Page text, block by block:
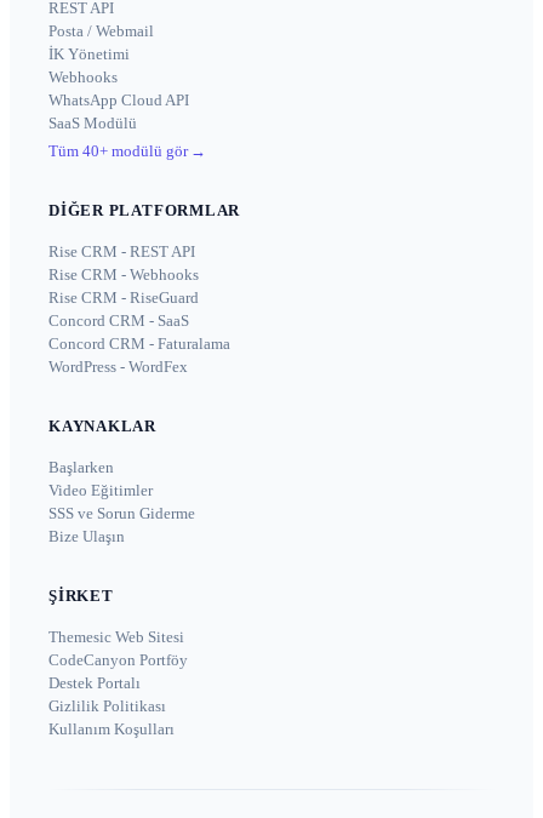
REST API
Posta / Webmail
İK Yönetimi
Webhooks
WhatsApp Cloud API
SaaS Modülü
Tüm 40+ modülü gör →
DIĞER PLATFORMLAR
Rise CRM - REST API
Rise CRM - Webhooks
Rise CRM - RiseGuard
Concord CRM - SaaS
Concord CRM - Faturalama
WordPress - WordFex
KAYNAKLAR
Başlarken
Video Eğitimler
SSS ve Sorun Giderme
Bize Ulaşın
ŞIRKET
Themesic Web Sitesi
CodeCanyon Portföy
Destek Portalı
Gizlilik Politikası
Kullanım Koşulları